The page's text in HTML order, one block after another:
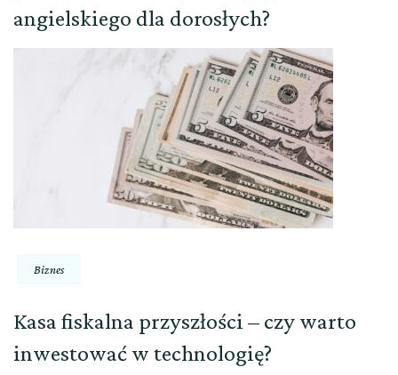
angielskiego dla dorosłych?
Biznes
Kasa fiskalna przyszłości – czy warto
inwestować w technologię?